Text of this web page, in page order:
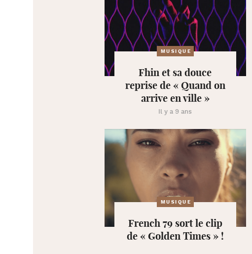
MUSIQUE
Fhin et sa douce
reprise de « Quand on
arrive en ville »
Il y a 9 ans
MUSIQUE
French 79 sort le clip
de « Golden Times » !